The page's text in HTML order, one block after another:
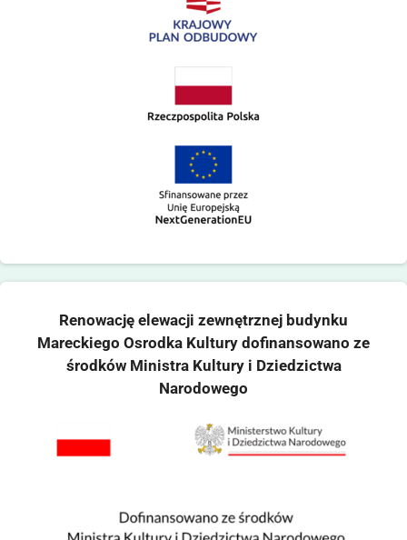
Renowację elewacji zewnętrznej budynku
Mareckiego Osrodka Kultury dofinansowano ze
środków Ministra Kultury i Dziedzictwa
Narodowego